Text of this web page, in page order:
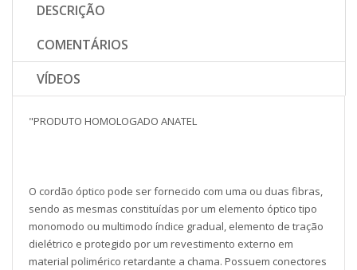
DESCRIÇÃO
COMENTÁRIOS
VÍDEOS
"PRODUTO HOMOLOGADO ANATEL
O cordão óptico pode ser fornecido com uma ou duas fibras,
sendo as mesmas constituídas por um elemento óptico tipo
monomodo ou multimodo índice gradual, elemento de tração
dielétrico e protegido por um revestimento externo em
material polimérico retardante a chama. Possuem conectores